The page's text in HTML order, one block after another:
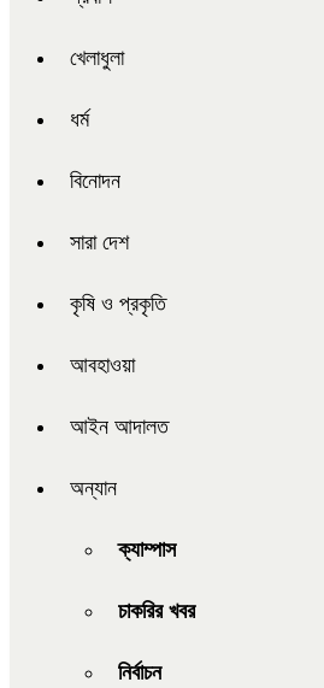
খেলাধুলা
ধর্ম
বিনোদন
সারা দেশ
কৃষি ও প্রকৃতি
আবহাওয়া
আইন আদালত
অন্যান
ক্যাম্পাস
চাকরির খবর
নির্বাচন